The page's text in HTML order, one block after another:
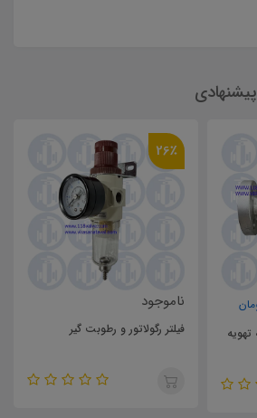
تهویه
26٪
ناموجود
فیلتر رگولاتور و رطوبت گیر